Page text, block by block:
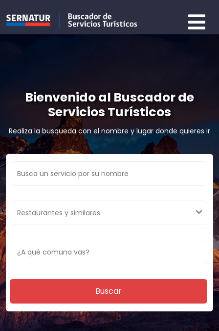
Bienvenido al Buscador de
Servicios Turísticos
Realiza la busqueda con el nombre y lugar donde quieres ir
Buscar